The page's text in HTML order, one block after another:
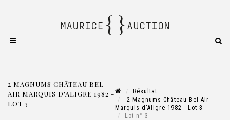
2 MAGNUMS CHÂTEAU BEL
AIR MARQUIS D'ALIGRE 1982 -
LOT 3
Résultat
2 Magnums Château Bel Air
Marquis d'Aligre 1982 - Lot 3
Lot n° 3